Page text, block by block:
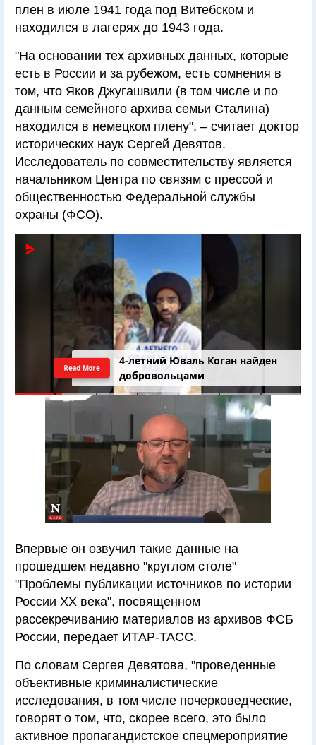
плен в июле 1941 года под Витебском и
находился в лагерях до 1943 года.
"На основании тех архивных данных, которые
есть в России и за рубежом, есть сомнения в
том, что Яков Джугашвили (в том числе и по
данным семейного архива семьи Сталина)
находился в немецком плену", – считает доктор
исторических наук Сергей Девятов.
Исследователь по совместительству является
начальником Центра по связям с прессой и
общественностью Федеральной службы
охраны (ФСО).
4-летний Юваль Коган найден
добровольцами
Read More
Впервые он озвучил такие данные на
прошедшем недавно "круглом столе"
"Проблемы публикации источников по истории
России ХХ века", посвященном
рассекречиванию материалов из архивов ФСБ
России, передает ИТАР-ТАСС.
По словам Сергея Девятова, "проведенные
объективные криминалистические
исследования, в том числе почерковедческие,
говорят о том, что, скорее всего, это было
активное пропагандистское спецмероприятие